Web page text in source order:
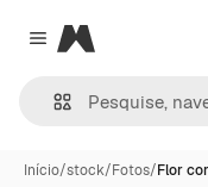
Close menu
Magnific
Início/stock/Fotos/Flor